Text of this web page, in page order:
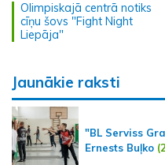
Olimpiskajā centrā notiks
cīņu šovs "Fight Night
Liepāja"
Jaunākie raksti
"BL Serviss
Ernests Buļko